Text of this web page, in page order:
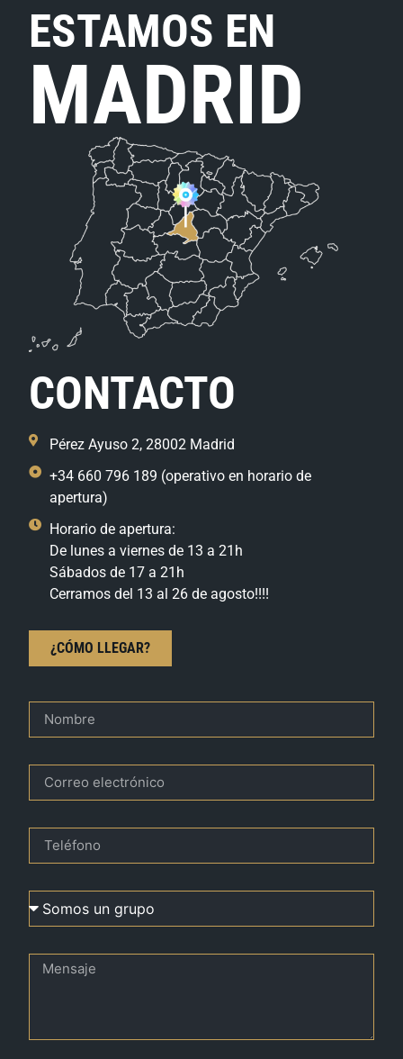
ESTAMOS EN
MADRID
CONTACTO
Pérez Ayuso 2, 28002 Madrid
+34 660 796 189 (operativo en horario de
apertura)
Horario de apertura:
De lunes a viernes de 13 a 21h
Sábados de 17 a 21h
Cerramos del 13 al 26 de agosto!!!!
¿CÓMO LLEGAR?